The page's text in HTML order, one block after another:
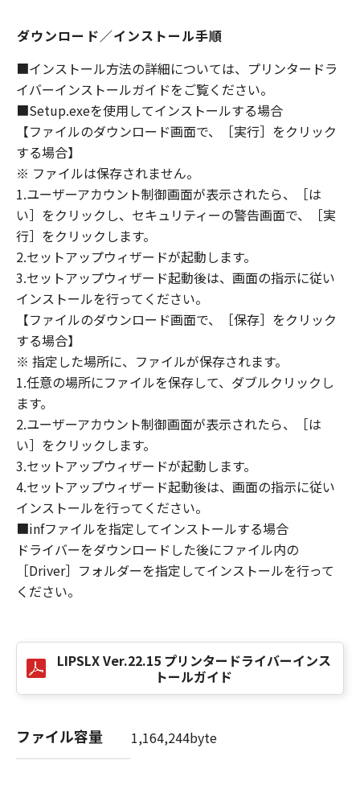
のライセンサー、キヤノンの子会社、キヤノン
の関連会社、それらの販売代理店または販売店
のいずれも、「本ソフトウェア」に関して、商
品性および特定の目的への適合性の保証を含
め、いかなる保証も、明示たると黙示たるとを
問わず一切しないものとします。
(2) キヤノン、キヤノンのライセンサー、キヤノ
ンの子会社、キヤノンの関連会社、それらの販
売代理店または販売店のいずれも、「本ソフト
ウェア」の使用または使用不能から生ずるいか
なる損害（逸失利益およびその他の派生的また
は付随的な損害を含むがこれらに限定されない
全ての損害を言います。）について、適用法で
認められる限り、一切の責任を負わないものと
します。たとえ、キヤノン、キヤノンのライセ
ンサー、キヤノンの子会社、キヤノンの関連会
社、それらの販売代理店または販売店がかかる
損害の可能性について知らされていた場合でも
同様です。
(3) キヤノン、キヤノンのライセンサー、キヤノ
ンの子会社、キヤノンの関連会社、それらの販
売代理店または販売店のいずれも、「本ソフト
ウェア」、または「本ソフトウェア」の使用に
起因または関連してお客様と第三者との間に生
じたいかなる紛争についても、一切責任を負わ
ないものとします。
８．契約期間
(1) 本契約書は、お客様が、『同意』を示す下
記のボタンをクリックした時点、または「本ソ
し、下記(2)または(3)により終了されるまで有
効に存続します。
(2) お客様は、「本ソフトウェア」およびその
複製物のすべてを廃棄および消去することによ
(3) お客様が本契約書のいずれかの条項に違反
した場合、本契約書は直ちに終了します。
ダウンロード／インストール手順
■インストール方法の詳細については、プリンタードラ
イバーインストールガイドをご覧ください。
■Setup.exeを使用してインストールする場合
【ファイルのダウンロード画面で、［実行］をクリック
する場合】
※ ファイルは保存されません。
1.ユーザーアカウント制御画面が表示されたら、［は
い］をクリックし、セキュリティーの警告画面で、［実
行］をクリックします。
2.セットアップウィザードが起動します。
3.セットアップウィザード起動後は、画面の指示に従い
インストールを行ってください。
【ファイルのダウンロード画面で、［保存］をクリック
する場合】
※ 指定した場所に、ファイルが保存されます。
1.任意の場所にファイルを保存して、ダブルクリックし
ます。
2.ユーザーアカウント制御画面が表示されたら、［は
い］をクリックします。
3.セットアップウィザードが起動します。
4.セットアップウィザード起動後は、画面の指示に従い
インストールを行ってください。
■infファイルを指定してインストールする場合
ドライバーをダウンロードした後にファイル内の
［Driver］フォルダーを指定してインストールを行って
ください。
LIPSLX Ver.22.15 プリンタードライバーインス
トールガイド
ファイル容量 1,164,244byte